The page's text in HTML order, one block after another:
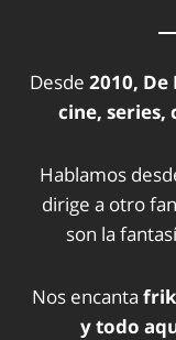
Desde 2010, De
cine, series,
Hablamos
dirige a otro
son la
Nos encanta
y todo